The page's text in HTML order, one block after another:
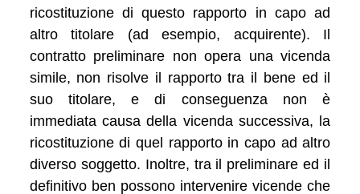
ricostituzione di questo rapporto in capo ad
altro titolare (ad esempio, acquirente). Il
contratto preliminare non opera una vicenda
simile, non risolve il rapporto tra il bene ed il
suo titolare, e di conseguenza non è
immediata causa della vicenda successiva, la
ricostituzione di quel rapporto in capo ad altro
diverso soggetto. Inoltre, tra il preliminare ed il
definitivo ben possono intervenire vicende che